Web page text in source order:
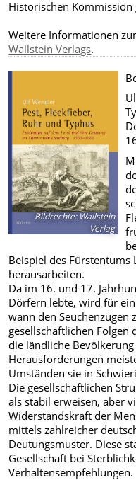
Historischen Kommission
Weitere Informationen
Wallstein Verlags.
Bildrechte:Wallstein
Verlag
Beispiel des Fürstentums
herausarbeiten.
Da im 16. und 17.
Dörfern lebte, wird für
wann den
gesellschaftlichen Folgen
die ländliche
Herausforderungen
Umständen sie in
Die gesellschaftlichen
als stabil erweisen, aber
Widerstandskraft der
mittels zahlreicher
Deutungsmuster. Diese
Gesellschaft bei
Verhaltensempfehlungen.